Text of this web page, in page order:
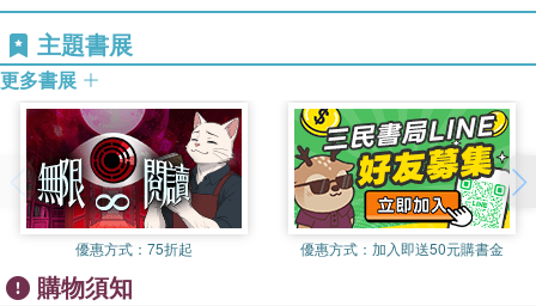
主題書展
更多書展
優惠方式： 75折起 優惠方式： 加入即送50元購書金
購物須知